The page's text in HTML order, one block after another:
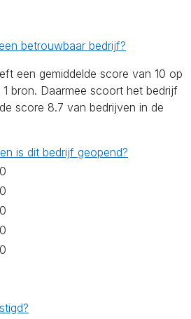
betrouwbaar bedrijf?
een gemiddelde score van 10 op
bron. Daarmee scoort het bedrijf
score 8.7 van bedrijven in de
is dit bedrijf geopend?